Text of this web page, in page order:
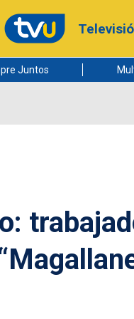
Juntos